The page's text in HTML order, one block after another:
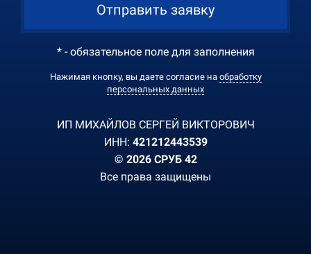
Отправить заявку
* - обязательное поле для заполнения
Нажимая кнопку, вы даете согласие на обработку
персональных данных
ИП МИХАЙЛОВ СЕРГЕЙ ВИКТОРОВИЧ
ИНН: 421212443539
© 2026 СРУБ 42
Все права защищены